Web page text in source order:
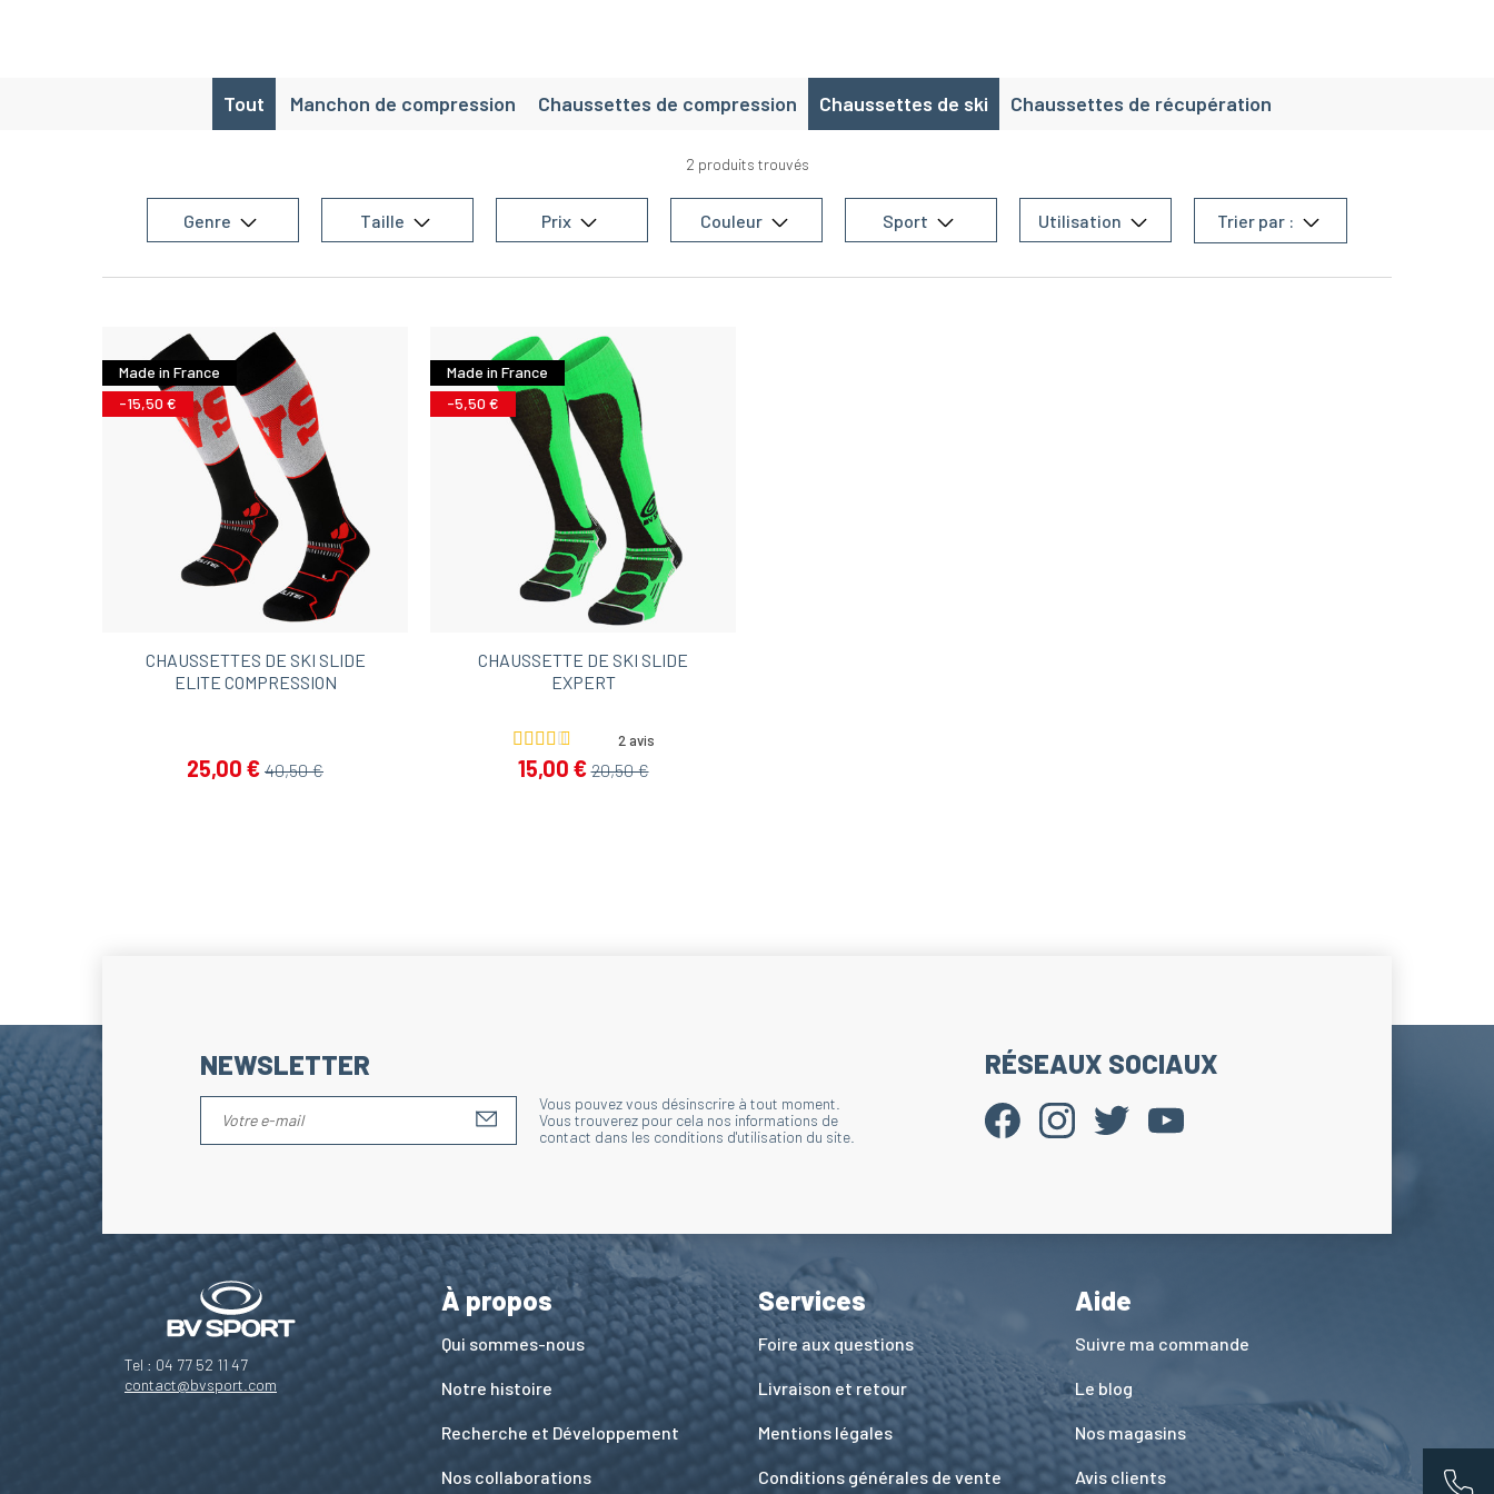
Tout Manchon de compression Chaussettes de compression Chaussettes de ski Chaussettes de récupération
2 produits trouvés
Genre Taille Prix Couleur Sport Utilisation Trier par :
Made in France
-15,50 €
CHAUSSETTES DE SKI SLIDE
ELITE COMPRESSION
25,00 € 40,50 €
Made in France
-5,50 €
CHAUSSETTE DE SKI SLIDE
EXPERT
2 avis
15,00 € 20,50 €
NEWSLETTER
S'INSCRIRE À LA NEWSLETTER
Vous pouvez vous désinscrire à tout moment.
Vous trouverez pour cela nos informations de
contact dans les conditions d'utilisation du site.
RÉSEAUX SOCIAUX
Tel : 04 77 52 11 47
contact@bvsport.com
À propos
Qui sommes-nous
Notre histoire
Recherche et Développement
Nos collaborations
Services
Foire aux questions
Livraison et retour
Mentions légales
Conditions générales de vente
Aide
Suivre ma commande
Le blog
Nos magasins
Avis clients